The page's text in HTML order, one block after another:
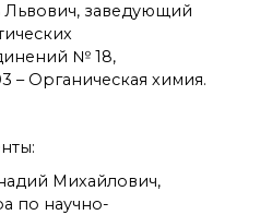
заведующий
№ 18,
– Органическая химия.
Михайлович,
по научно-